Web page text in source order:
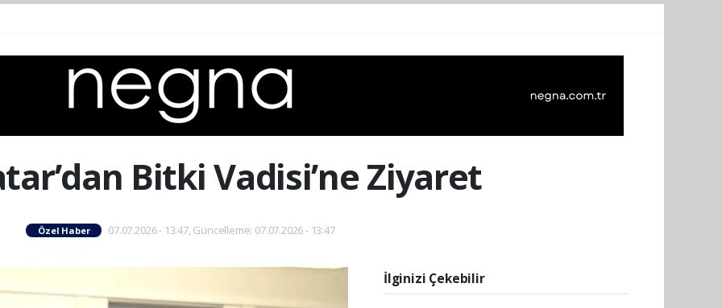
Bitki Vadisi’ne Ziyaret
Özel Haber 07.07.2026 - 13:47, Güncelleme: 07.07.2026 - 13:47
İlginizi Çekebilir